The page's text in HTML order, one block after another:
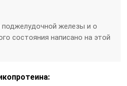
поджелудочной железы и о
состояния написано на этой